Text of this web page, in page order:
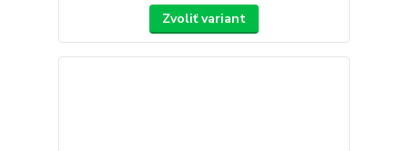
Zvoliť variant